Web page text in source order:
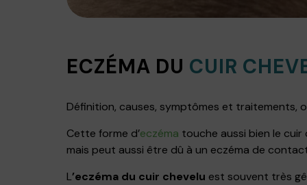
ECZÉMA DU CUIR
Définition, causes, symptômes et traitements,
Cette forme d’eczéma touche aussi bien le
mais peut aussi être dû à un eczéma de
L’eczéma du cuir chevelu est souvent très